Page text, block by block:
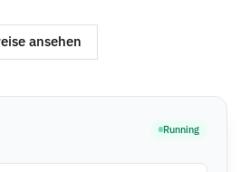
ansehen
Running